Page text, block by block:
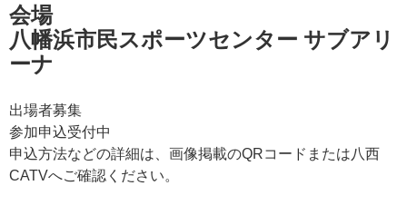
会場
八幡浜市民スポーツセンター サブアリ
ーナ
出場者募集
参加申込受付中
申込方法などの詳細は、画像掲載のQRコードまたは八西
CATVへご確認ください。